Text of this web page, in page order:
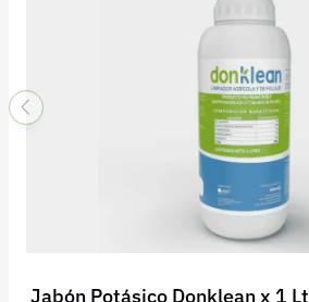
Jabón Potásico Donklean x 1 Lt
Política de privacidad
Recuperar contraseña